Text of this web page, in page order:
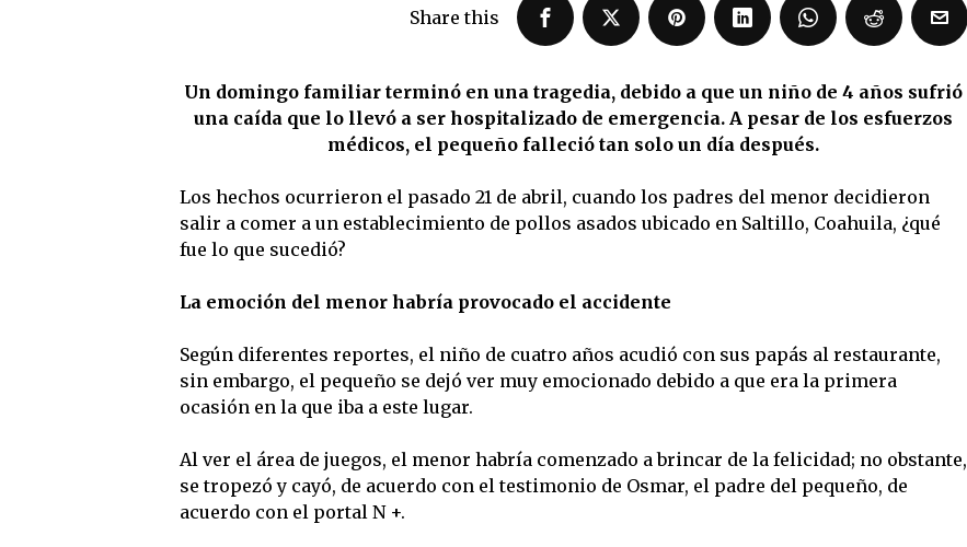
Share this
Un domingo familiar terminó en una tragedia, debido a que un niño de 4 años sufrió
una caída que lo llevó a ser hospitalizado de emergencia. A pesar de los esfuerzos
médicos, el pequeño falleció tan solo un día después.
Los hechos ocurrieron el pasado 21 de abril, cuando los padres del menor decidieron
salir a comer a un establecimiento de pollos asados ubicado en Saltillo, Coahuila, ¿qué
fue lo que sucedió?
La emoción del menor habría provocado el accidente
Según diferentes reportes, el niño de cuatro años acudió con sus papás al restaurante,
sin embargo, el pequeño se dejó ver muy emocionado debido a que era la primera
ocasión en la que iba a este lugar.
Al ver el área de juegos, el menor habría comenzado a brincar de la felicidad; no obstante,
se tropezó y cayó, de acuerdo con el testimonio de Osmar, el padre del pequeño, de
acuerdo con el portal N +.